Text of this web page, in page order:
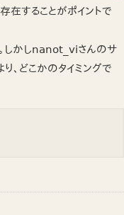
在することがポイントで
かしnanot_viさんのサ
、どこかのタイミングで